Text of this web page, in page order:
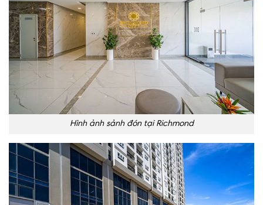
Hình ảnh sảnh đón tại Richmond